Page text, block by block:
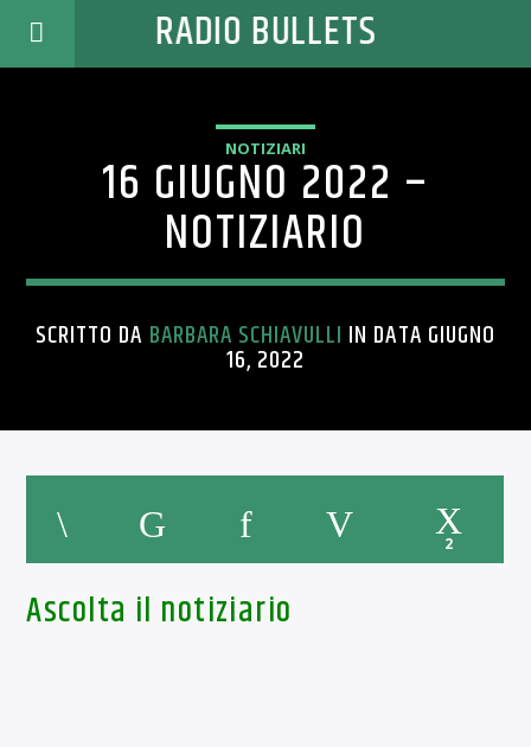
RADIO BULLETS
NOTIZIARI
16 GIUGNO 2022 –
NOTIZIARIO
SCRITTO DA BARBARA SCHIAVULLI IN DATA GIUGNO
16, 2022
2
Ascolta il notiziario